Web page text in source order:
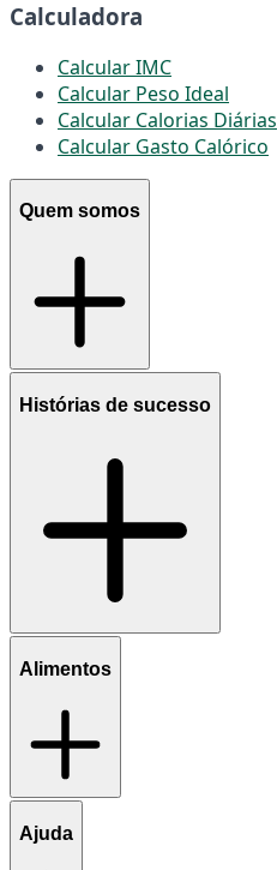
Calculadora
Calcular IMC
Calcular Peso Ideal
Calcular Calorias Diárias
Calcular Gasto Calórico
Quem somos
Histórias de sucesso
Alimentos
Ajuda